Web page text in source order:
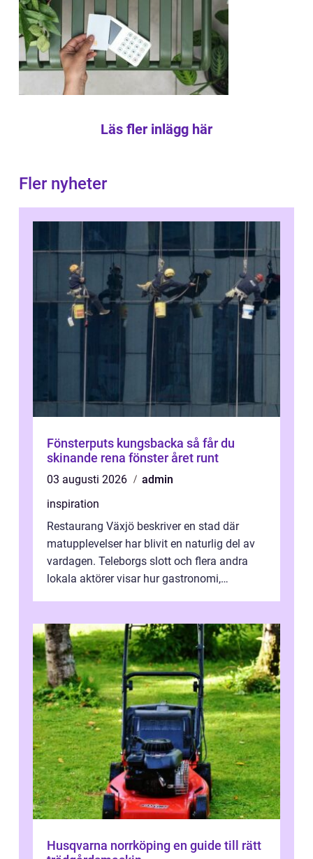
Läs fler inlägg här
Fler nyheter
Fönsterputs kungsbacka så får du
skinande rena fönster året runt
03 augusti 2026
admin
inspiration
Restaurang Växjö beskriver en stad där
matupplevelser har blivit en naturlig del av
vardagen. Teleborgs slott och flera andra
lokala aktörer visar hur gastronomi,
Husqvarna norrköping en guide till rätt